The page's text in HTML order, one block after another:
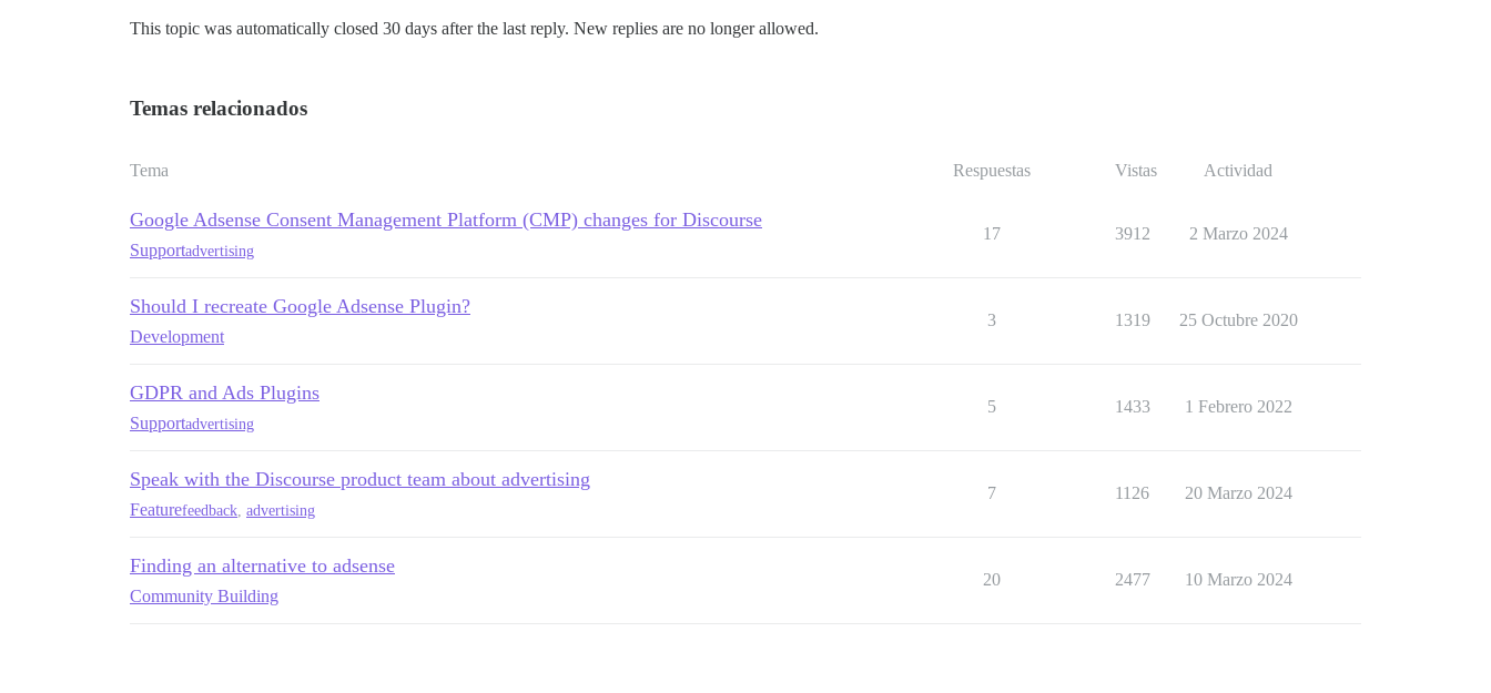
This topic was automatically closed 30 days after the last reply. New replies are no longer allowed.
Temas relacionados
Tema Respuestas Vistas Actividad
Google Adsense Consent Management Platform (CMP) changes for Discourse
Supportadvertising
17 3912 2 Marzo 2024
Should I recreate Google Adsense Plugin?
Development
3 1319 25 Octubre 2020
GDPR and Ads Plugins
Supportadvertising
5 1433 1 Febrero 2022
Speak with the Discourse product team about advertising
Featurefeedback advertising
7 1126 20 Marzo 2024
Finding an alternative to adsense
Community Building
20 2477 10 Marzo 2024